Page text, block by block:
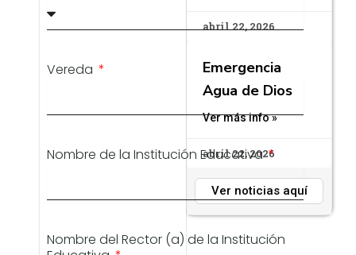
abril 22, 2026
Emergencia
Agua de Dios
Ver más info »
abril 22, 2026
Ver noticias aquí
Vereda
Nombre de la Institución Educativa
Nombre del Rector (a) de la Institución